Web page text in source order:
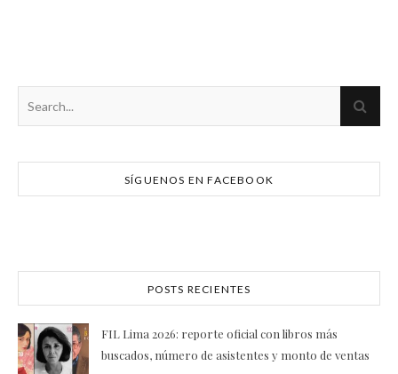
SÍGUENOS EN FACEBOOK
POSTS RECIENTES
FIL Lima 2026: reporte oficial con libros más
buscados, número de asistentes y monto de ventas